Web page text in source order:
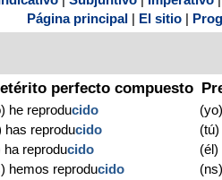
Página principal
El sitio
perfecto compuesto
he reproducido
has reproducido
ha reproducido
hemos reproducido
(él)